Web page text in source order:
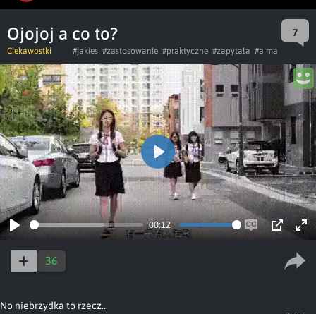
Ojojoj a co to? 7
Ciekawostki #jakies #zastosowanie #praktyczne #zapytała #a ma
00:12
Enable
Play
36
No niebrzydka to rzecz...